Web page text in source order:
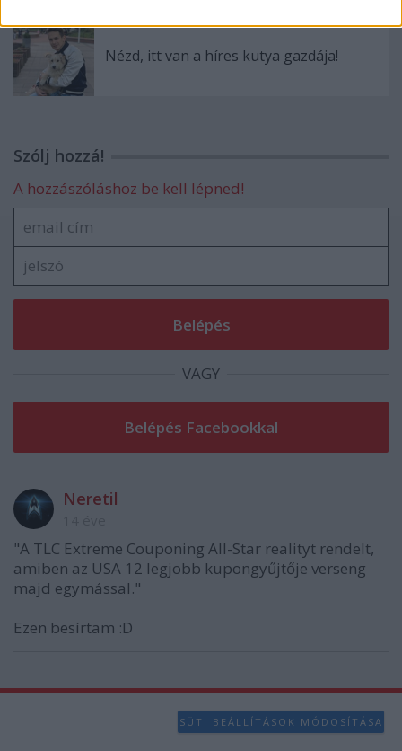
Nézd, itt van a híres kutya gazdája!
Szólj hozzá!
A hozzászóláshoz be kell lépned!
VAGY
Neretil
"A TLC Extreme Couponing All-Star realityt rendelt,
amiben az USA 12 legjobb kupongyűjtője verseng
majd egymással."
Ezen besírtam :D
SÜTI BEÁLLÍTÁSOK MÓDOSÍTÁSA